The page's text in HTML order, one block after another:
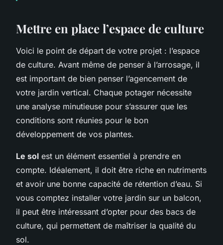
Mettre en place l’espace de culture
Voici le point de départ de votre projet : l’espace
de culture. Avant même de penser à l’arrosage, il
est important de bien penser l’agencement de
votre jardin vertical. Chaque potager nécessite
une analyse minutieuse pour s’assurer que les
conditions sont réunies pour le bon
développement de vos plantes.
Le sol est un élément essentiel à prendre en
compte. Idéalement, il doit être riche en nutriments
et avoir une bonne capacité de rétention d’eau. Si
vous comptez installer votre jardin sur un balcon,
il peut être intéressant d’opter pour des bacs de
culture, qui permettent de maîtriser la qualité du
sol.